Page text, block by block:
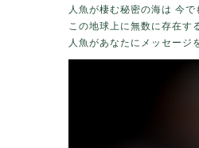
人魚が棲む秘密の海は 今で
この地球上に無数に存在す
人魚があなたにメッセージ